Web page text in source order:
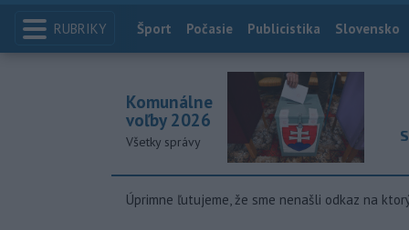
RUBRIKY Index
Šport Počasie Publicistika Slovensko
Komunálne
voľby 2026
Všetky správy
Úprimne ľutujeme, že sme nenašli odkaz na